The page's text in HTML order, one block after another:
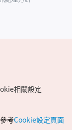
相關設定
考Cookie設定頁面